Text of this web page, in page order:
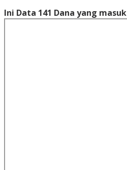
Ini Data 141 Dana yang